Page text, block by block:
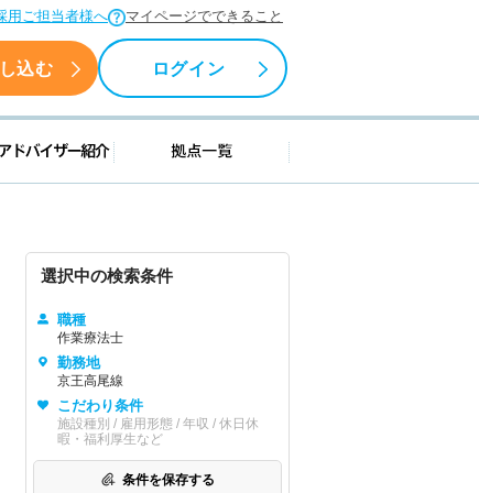
用ご担当者様へ マイページでできること
込む ログイン
報 キャリアアドバイザー紹介 拠点一覧
選択中の検索条件
職種
作業療法士
勤務地
京王高尾線
こだわり条件
施設種別 / 雇用形態 / 年収 / 休日休
暇・福利厚生など
条件を保存する